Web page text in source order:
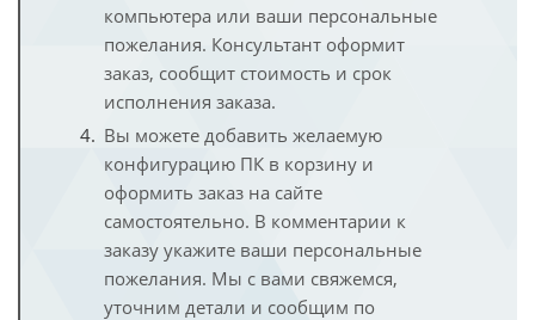
компьютера или ваши персональные
пожелания. Консультант оформит
заказ, сообщит стоимость и срок
исполнения заказа.
Вы можете добавить желаемую
конфигурацию ПК в корзину и
оформить заказ на сайте
самостоятельно. В комментарии к
заказу укажите ваши персональные
пожелания. Мы с вами свяжемся,
уточним детали и сообщим по